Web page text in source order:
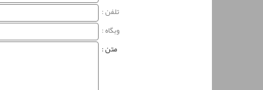
تلفن :
وبگاه‌ :
متن :